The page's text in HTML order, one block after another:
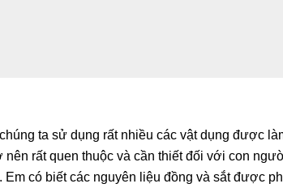
ta sử dụng rất nhiều các vật dụng được
nên rất quen thuộc và cần thiết đối với con
Em có biết các nguyên liệu đồng và sắt được